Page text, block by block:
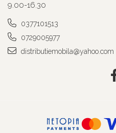
9.00-16.30
0377101513
0729005977
distributiemobila@yahoo.com